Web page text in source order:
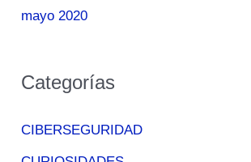
mayo 2020
Categorías
CIBERSEGURIDAD